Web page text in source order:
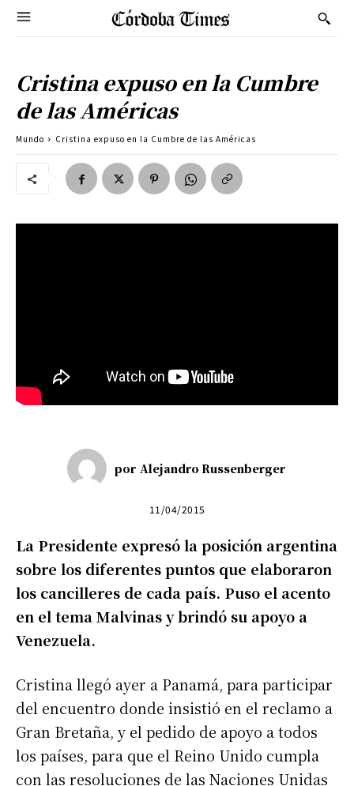
Cristina expuso en la Cumbre
de las Américas
Mundo Cristina expuso en la Cumbre de las Américas
por Alejandro Russenberger
11/04/2015
La Presidente expresó la posición argentina
sobre los diferentes puntos que elaboraron
los cancilleres de cada país. Puso el acento
en el tema Malvinas y brindó su apoyo a
Venezuela.
Cristina llegó ayer a Panamá, para participar
del encuentro donde insistió en el reclamo a
Gran Bretaña, y el pedido de apoyo a todos
los países, para que el Reino Unido cumpla
con las resoluciones de las Naciones Unidas